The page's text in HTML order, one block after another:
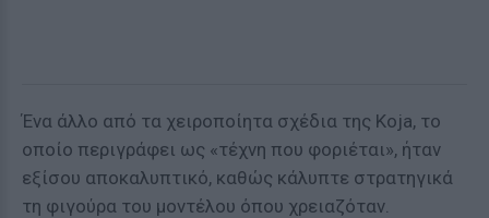
Ένα άλλο από τα χειροποίητα σχέδια της Koja, το
οποίο περιγράφει ως «τέχνη που φοριέται», ήταν
εξίσου αποκαλυπτικό, καθώς κάλυπτε στρατηγικά
τη φιγούρα του μοντέλου όπου χρειαζόταν.